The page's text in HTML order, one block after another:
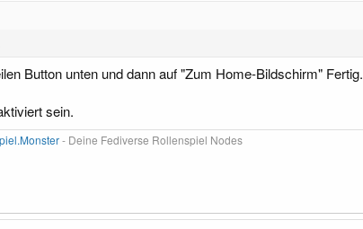
Button unten und dann auf "Zum Home-Bildschirm" Fertig.
sein.
- Deine Fediverse Rollenspiel Nodes​